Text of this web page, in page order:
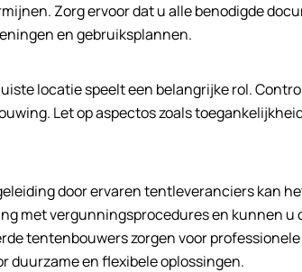
Zorg ervoor dat u alle benodigde
en gebruiksplannen.
locatie speelt een belangrijke rol.
Let op aspectos zoals
door ervaren tentleveranciers kan
met vergunningsprocedures en kunnen
tentenbouwers zorgen voor
duurzame en flexibele oplossingen.